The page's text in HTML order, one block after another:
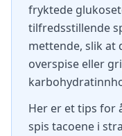
fryktede
tilfredsstillende
mettende, slik at
overspise eller
Her er et tips for
spis tacoene i